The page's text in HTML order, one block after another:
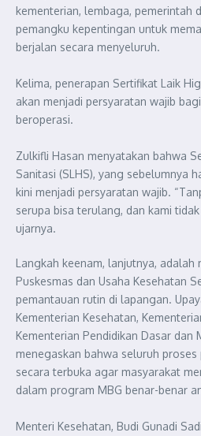
kementerian, lembaga, pemerintah
pemangku kepentingan untuk
berjalan secara menyeluruh.
Kelima, penerapan Sertifikat Laik
akan menjadi persyaratan wajib
beroperasi.
Zulkifli Hasan menyatakan bahwa
Sanitasi (SLHS), yang sebelumnya
kini menjadi persyaratan wajib.
serupa bisa terulang, dan kami
ujarnya.
Langkah keenam, lanjutnya, adalah
Puskesmas dan Usaha Kesehatan
pemantauan rutin di lapangan.
Kementerian Kesehatan,
Kementerian Pendidikan Dasar dan
menegaskan bahwa seluruh proses
secara terbuka agar masyarakat
dalam program MBG benar-benar
Menteri Kesehatan, Budi Gunadi